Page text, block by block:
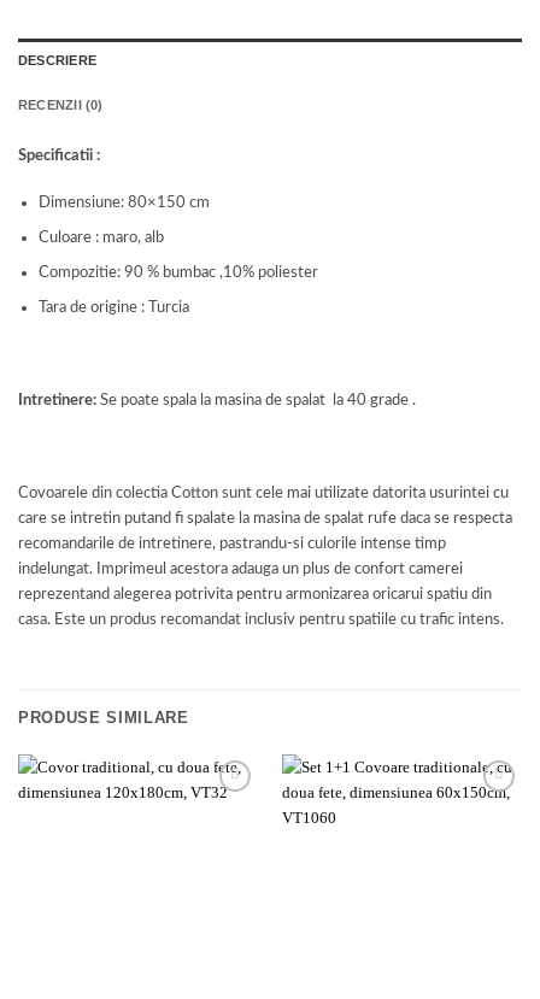
DESCRIERE
RECENZII (0)
Specificatii :
Dimensiune: 80×150 cm
Culoare : maro, alb
Compozitie: 90 % bumbac ,10% poliester
Tara de origine : Turcia
Intretinere: Se poate spala la masina de spalat la 40 grade .
Covoarele din colectia Cotton sunt cele mai utilizate datorita usurintei cu
care se intretin putand fi spalate la masina de spalat rufe daca se respecta
recomandarile de intretinere, pastrandu-si culorile intense timp
indelungat. Imprimeul acestora adauga un plus de confort camerei
reprezentand alegerea potrivita pentru armonizarea oricarui spatiu din
casa. Este un produs recomandat inclusiv pentru spatiile cu trafic intens.
PRODUSE SIMILARE